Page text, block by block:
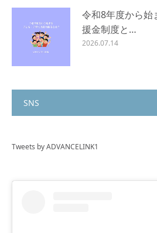
令和8年度から始
援金制度と…
2026.07.14
SNS
Tweets by ADVANCELINK1